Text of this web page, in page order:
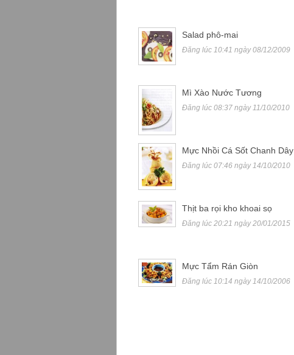
Salad phô-mai
Đăng lúc 10:41 ngày 08/12/2009
Mì Xào Nước Tương
Đăng lúc 08:37 ngày 11/10/2010
Mực Nhồi Cá Sốt Chanh Dây
Đăng lúc 07:46 ngày 14/10/2010
Thịt ba rọi kho khoai sọ
Đăng lúc 20:21 ngày 20/01/2015
Mực Tẩm Rán Giòn
Đăng lúc 10:14 ngày 14/10/2006